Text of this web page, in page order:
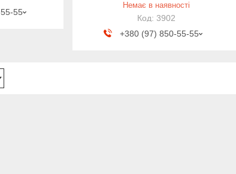
55
Немає в наявності
3902
+380 (97) 850-55-55